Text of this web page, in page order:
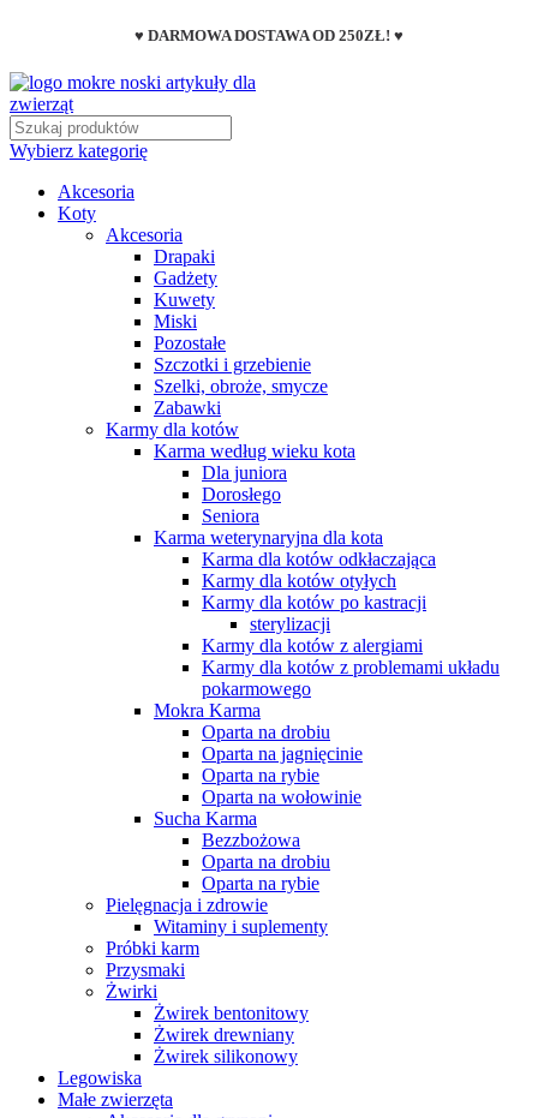
♥ DARMOWA DOSTAWA OD 250ZŁ! ♥
Wybierz kategorię
Akcesoria
Koty
Akcesoria
Drapaki
Gadżety
Kuwety
Miski
Pozostałe
Szczotki i grzebienie
Szelki, obroże, smycze
Zabawki
Karmy dla kotów
Karma według wieku kota
Dla juniora
Dorosłego
Seniora
Karma weterynaryjna dla kota
Karma dla kotów odkłaczająca
Karmy dla kotów otyłych
Karmy dla kotów po kastracji
sterylizacji
Karmy dla kotów z alergiami
Karmy dla kotów z problemami układu
pokarmowego
Mokra Karma
Oparta na drobiu
Oparta na jagnięcinie
Oparta na rybie
Oparta na wołowinie
Sucha Karma
Bezzbożowa
Oparta na drobiu
Oparta na rybie
Pielęgnacja i zdrowie
Witaminy i suplementy
Próbki karm
Przysmaki
Żwirki
Żwirek bentonitowy
Żwirek drewniany
Żwirek silikonowy
Legowiska
Małe zwierzęta